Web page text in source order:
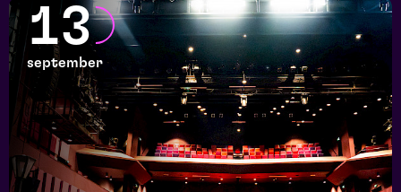
13
september